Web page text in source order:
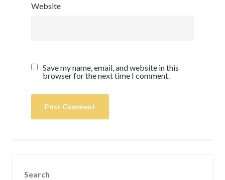
Website
Save my name, email, and website in this
browser for the next time I comment.
Search